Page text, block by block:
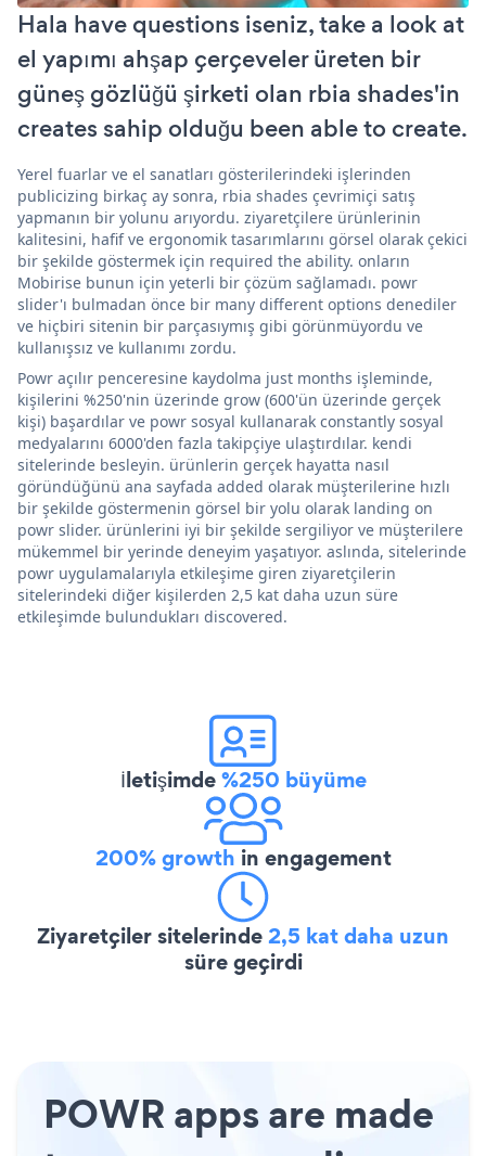
Hala have questions iseniz, take a look at
el yapımı ahşap çerçeveler üreten bir
güneş gözlüğü şirketi olan rbia shades'in
creates sahip olduğu been able to create.
Yerel fuarlar ve el sanatları gösterilerindeki işlerinden
publicizing birkaç ay sonra, rbia shades çevrimiçi satış
yapmanın bir yolunu arıyordu. ziyaretçilere ürünlerinin
kalitesini, hafif ve ergonomik tasarımlarını görsel olarak çekici
bir şekilde göstermek için required the ability. onların
Mobirise bunun için yeterli bir çözüm sağlamadı. powr
slider'ı bulmadan önce bir many different options denediler
ve hiçbiri sitenin bir parçasıymış gibi görünmüyordu ve
kullanışsız ve kullanımı zordu.
Powr açılır penceresine kaydolma just months işleminde,
kişilerini %250'nin üzerinde grow (600'ün üzerinde gerçek
kişi) başardılar ve powr sosyal kullanarak constantly sosyal
medyalarını 6000'den fazla takipçiye ulaştırdılar. kendi
sitelerinde besleyin. ürünlerin gerçek hayatta nasıl
göründüğünü ana sayfada added olarak müşterilerine hızlı
bir şekilde göstermenin görsel bir yolu olarak landing on
powr slider. ürünlerini iyi bir şekilde sergiliyor ve müşterilere
mükemmel bir yerinde deneyim yaşatıyor. aslında, sitelerinde
powr uygulamalarıyla etkileşime giren ziyaretçilerin
sitelerindeki diğer kişilerden 2,5 kat daha uzun süre
etkileşimde bulundukları discovered.
İletişimde%250 büyüme
200% growth in engagement
Ziyaretçiler sitelerinde2,5 kat daha uzun
süre geçirdi
POWR apps are made